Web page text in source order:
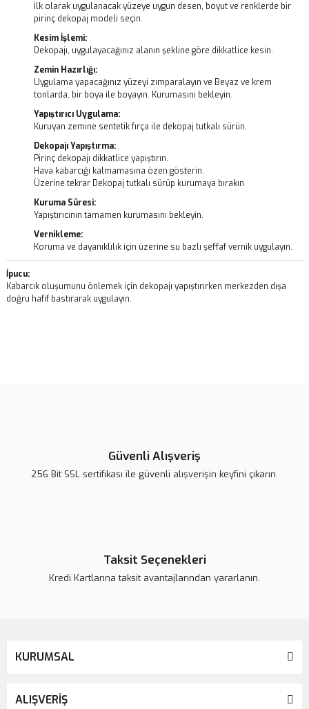
İlk olarak uygulanacak yüzeye uygun desen, boyut ve renklerde bir
pirinç dekopaj modeli seçin.
Kesim İşlemi:
Dekopajı, uygulayacağınız alanın şekline göre dikkatlice kesin.
Zemin Hazırlığı:
Uygulama yapacağınız yüzeyi zımparalayın ve Beyaz ve krem
tonlarda, bir boya ile boyayın. Kurumasını bekleyin.
Yapıştırıcı Uygulama:
Kuruyan zemine sentetik fırça ile dekopaj tutkalı sürün.
Dekopajı Yapıştırma:
Pirinç dekopajı dikkatlice yapıştırın.
Hava kabarcığı kalmamasına özen gösterin.
Üzerine tekrar Dekopaj tutkalı sürüp kurumaya bırakın
Kuruma Süresi:
Yapıştırıcının tamamen kurumasını bekleyin.
Vernikleme:
Koruma ve dayanıklılık için üzerine su bazlı şeffaf vernik uygulayın.
İpucu:
Kabarcık oluşumunu önlemek için dekopajı yapıştırırken merkezden dışa
doğru hafif bastırarak uygulayın.
Güvenli Alışveriş
256 Bit SSL sertifikası ile güvenli alışverişin keyfini çıkarın.
Taksit Seçenekleri
Kredi Kartlarına taksit avantajlarından yararlanın.
KURUMSAL
ALIŞVERİŞ